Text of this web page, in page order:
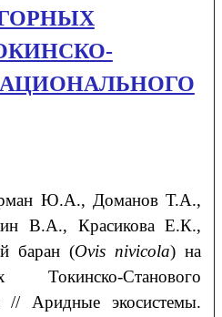
ГОРНЫХ
Ю.А., Доманов Т.А.,
В.А., Красикова Е.К.,
баран (Ovis nivicola) на
Станового
// Аридные экосистемы.